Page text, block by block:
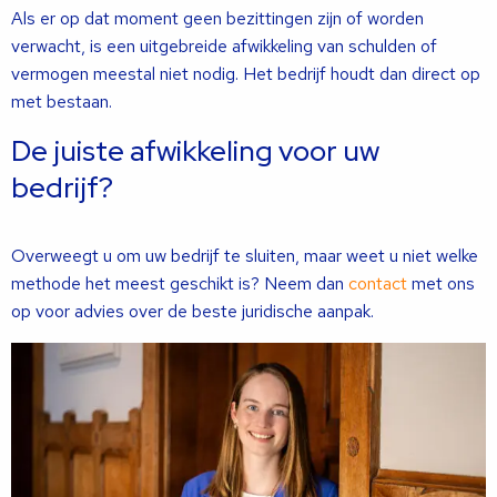
Als er op dat moment geen bezittingen zijn of worden
verwacht, is een uitgebreide afwikkeling van schulden of
vermogen meestal niet nodig. Het bedrijf houdt dan direct op
met bestaan.
De juiste afwikkeling voor uw
bedrijf?
Overweegt u om uw bedrijf te sluiten, maar weet u niet welke
methode het meest geschikt is? Neem dan contactmet ons
op voor advies over de beste juridische aanpak.